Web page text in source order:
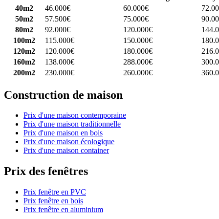
40m2
46.000€ 60.000€
50m2
57.500€ 75.000€
80m2
92.000€ 120.000€
100m2
115.000€ 150.000€
120m2
120.000€ 180.000€
160m2
138.000€ 288.000€
200m2
230.000€ 260.000€
Construction de maison
Prix d'une maison contemporaine
Prix d'une maison traditionnelle
Prix d'une maison en bois
Prix d'une maison écologique
Prix d'une maison container
Prix des fenêtres
Prix fenêtre en PVC
Prix fenêtre en bois
Prix fenêtre en aluminium